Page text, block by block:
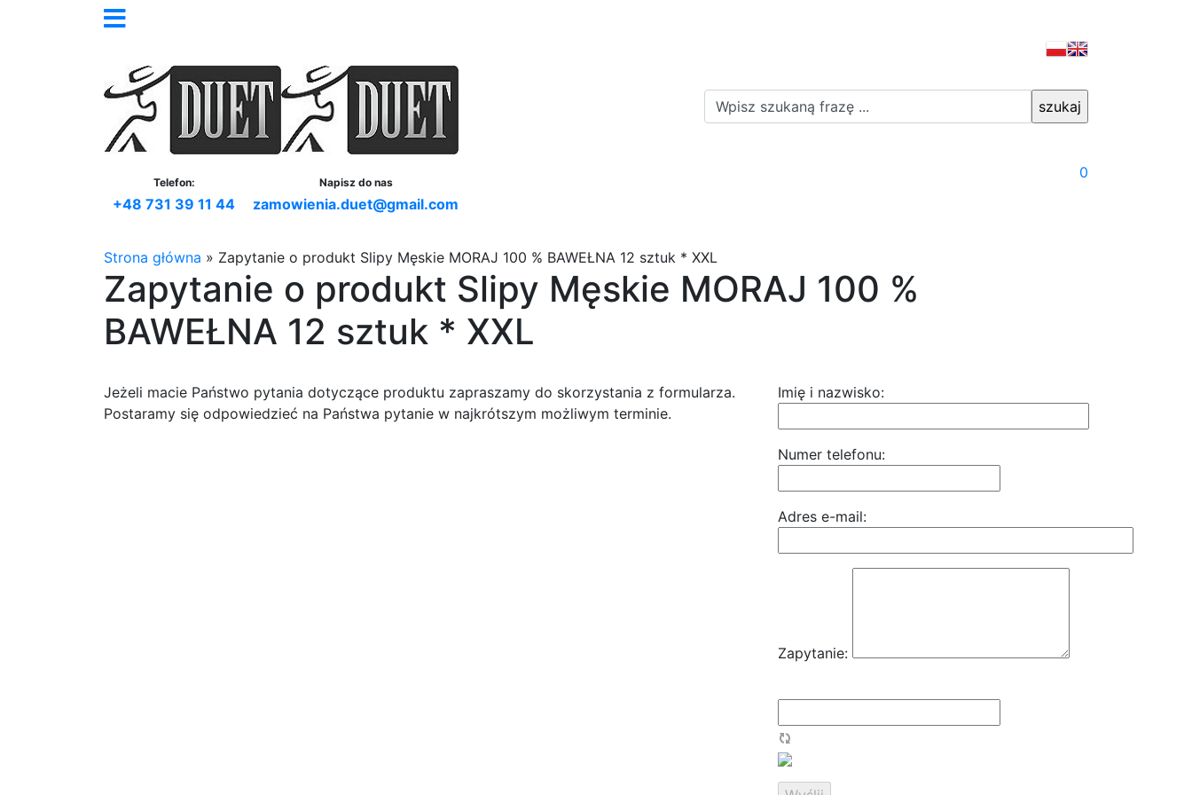
Telefon:
+48 731 39 11 44
Napisz do nas
zamowienia.duet@gmail.com
0
Strona główna » Zapytanie o produkt Slipy Męskie MORAJ 100 % BAWEŁNA 12 sztuk * XXL
Zapytanie o produkt Slipy Męskie MORAJ 100 %
BAWEŁNA 12 sztuk * XXL
Jeżeli macie Państwo pytania dotyczące produktu zapraszamy do skorzystania z formularza.
Postaramy się odpowiedzieć na Państwa pytanie w najkrótszym możliwym terminie.
Imię i nazwisko:
Numer telefonu:
Adres e-mail:
Zapytanie: